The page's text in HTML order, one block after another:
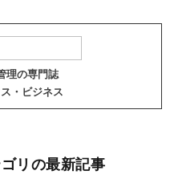
理の専門誌
・ビジネス
リの最新記事